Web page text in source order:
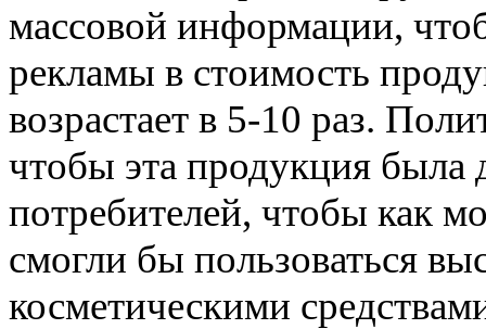
массовой информации,
рекламы в стоимость
возрастает в 5-10 раз.
чтобы эта продукция
потребителей, чтобы как
смогли бы пользоваться
косметическими